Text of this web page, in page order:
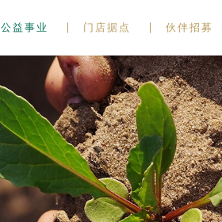
公益事业 门店据点 伙伴招募